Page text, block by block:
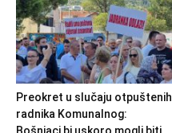
Preokret u slučaju otpuštenih
radnika Komunalnog: